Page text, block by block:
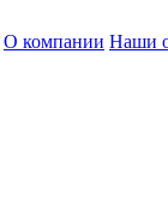
О компании Наши